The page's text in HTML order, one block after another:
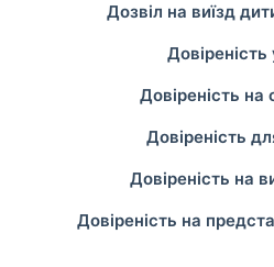
Дозвіл на виїзд
Довіреність
Довіреність
Довіреність на
Довіреність на